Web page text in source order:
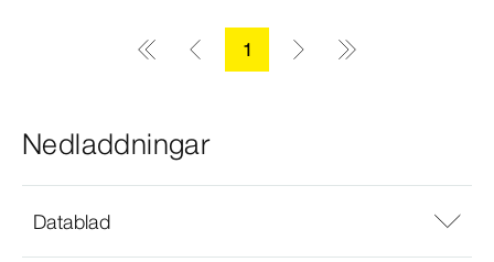
1
Nedladdningar
Datablad